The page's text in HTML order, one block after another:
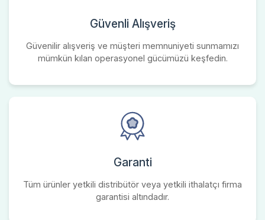
Güvenli Alışveriş
Güvenilir alışveriş ve müşteri memnuniyeti sunmamızı
mümkün kılan operasyonel gücümüzü keşfedin.
Garanti
Tüm ürünler yetkili distribütör veya yetkili ithalatçı firma
garantisi altındadır.